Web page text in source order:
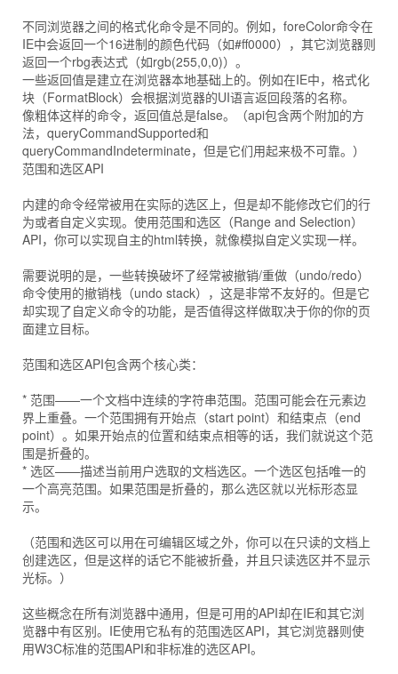
不同浏览器之间的格式化命令是不同的。例如，foreColor命令在
IE中会返回一个16进制的颜色代码（如#ff0000），其它浏览器则
返回一个rbg表达式（如rgb(255,0,0)）。
一些返回值是建立在浏览器本地基础上的。例如在IE中，格式化
块（FormatBlock）会根据浏览器的UI语言返回段落的名称。
像粗体这样的命令，返回值总是false。（api包含两个附加的方
法，queryCommandSupported和
queryCommandIndeterminate，但是它们用起来极不可靠。）
范围和选区API
内建的命令经常被用在实际的选区上，但是却不能修改它们的行
为或者自定义实现。使用范围和选区（Range and Selection）
API，你可以实现自主的html转换，就像模拟自定义实现一样。
需要说明的是，一些转换破坏了经常被撤销/重做（undo/redo）
命令使用的撤销栈（undo stack），这是非常不友好的。但是它
却实现了自定义命令的功能，是否值得这样做取决于你的你的页
面建立目标。
范围和选区API包含两个核心类：
* 范围——一个文档中连续的字符串范围。范围可能会在元素边
界上重叠。一个范围拥有开始点（start point）和结束点（end
point）。如果开始点的位置和结束点相等的话，我们就说这个范
围是折叠的。
* 选区——描述当前用户选取的文档选区。一个选区包括唯一的
一个高亮范围。如果范围是折叠的，那么选区就以光标形态显
示。
（范围和选区可以用在可编辑区域之外，你可以在只读的文档上
创建选区，但是这样的话它不能被折叠，并且只读选区并不显示
光标。）
这些概念在所有浏览器中通用，但是可用的API却在IE和其它浏
览器中有区别。IE使用它私有的范围选区API，其它浏览器则使
用W3C标准的范围API和非标准的选区API。